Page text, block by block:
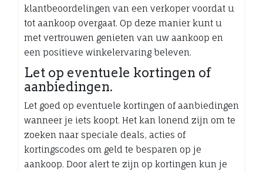
klantbeoordelingen van een verkoper voordat u
tot aankoop overgaat. Op deze manier kunt u
met vertrouwen genieten van uw aankoop en
een positieve winkelervaring beleven.
Let op eventuele kortingen of
aanbiedingen.
Let goed op eventuele kortingen of aanbiedingen
wanneer je iets koopt. Het kan lonend zijn om te
zoeken naar speciale deals, acties of
kortingscodes om geld te besparen op je
aankoop. Door alert te zijn op kortingen kun je